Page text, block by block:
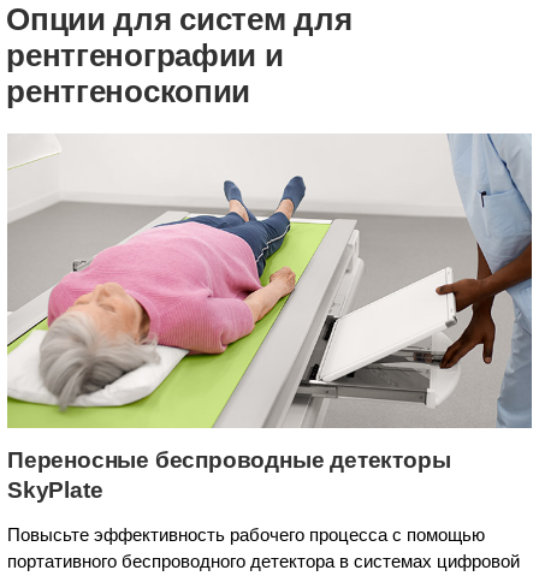
Опции для систем для
рентгенографии и
рентгеноскопии
Переносные беспроводные детекторы
SkyPlate
Повысьте эффективность рабочего процесса с помощью
портативного беспроводного детектора в системах цифровой